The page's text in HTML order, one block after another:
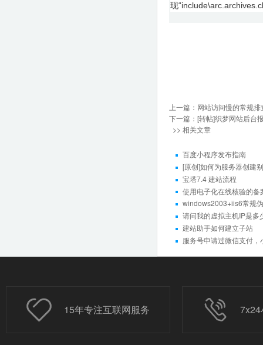
现
上一篇： 网站访问慢的常规排
下一篇： [转帖]织梦网站后台
>> 相关文章
百度小程序发布指南
[原创]如何为服务器创建
宝塔7.4 建站流程
使用电子化在线核验的备
windows2003+iis6常规
请问我的虚拟主机IP是多
建站助手如何建立子站
服务号申请过微信支付
15年专注互联网服务